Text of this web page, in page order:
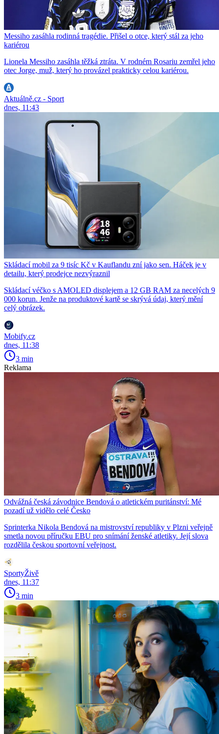
Messiho zasáhla rodinná tragédie. Přišel o otce, který stál za jeho
kariérou
Lionela Messiho zasáhla těžká ztráta. V rodném Rosariu zemřel jeho
otec Jorge, muž, který ho provázel prakticky celou kariérou.
Aktuálně.cz - Sport
dnes, 11:43
Skládací mobil za 9 tisíc Kč v Kauflandu zní jako sen. Háček je v
detailu, který prodejce nezvýraznil
Skládací véčko s AMOLED displejem a 12 GB RAM za necelých 9
000 korun. Jenže na produktové kartě se skrývá údaj, který mění
celý obrázek.
Mobify.cz
dnes, 11:38
3 min
Reklama
Odvážná česká závodnice Bendová o atletickém puritánství: Mé
pozadí už vidělo celé Česko
Sprinterka Nikola Bendová na mistrovství republiky v Plzni veřejně
smetla novou příručku EBU pro snímání ženské atletiky. Její slova
rozdělila českou sportovní veřejnost.
SportyŽivě
dnes, 11:37
3 min